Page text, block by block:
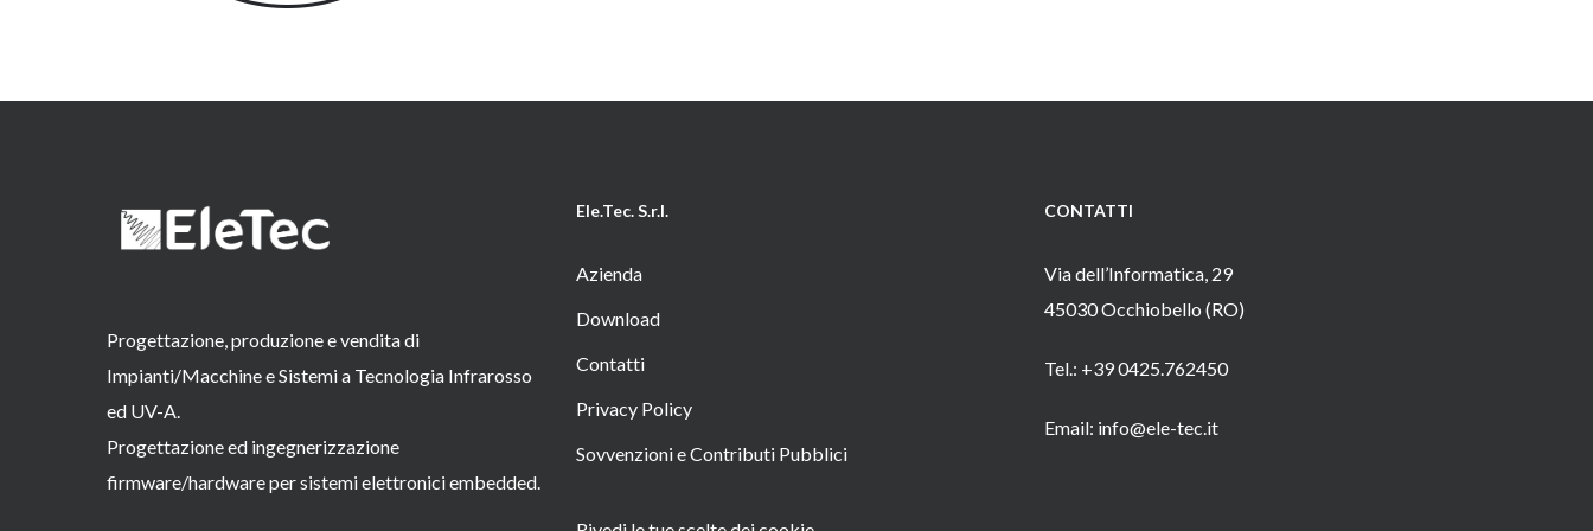
Progettazione, produzione e vendita di
Impianti/Macchine e Sistemi a Tecnologia Infrarosso
ed UV-A.
Progettazione ed ingegnerizzazione
firmware/hardware per sistemi elettronici embedded.
Ele.Tec. S.r.l.
Azienda
Download
Contatti
Privacy Policy
Sovvenzioni e Contributi Pubblici
CONTATTI
Via dell’Informatica, 29
45030 Occhiobello (RO)
Tel.: +39 0425.762450
Email: info@ele-tec.it